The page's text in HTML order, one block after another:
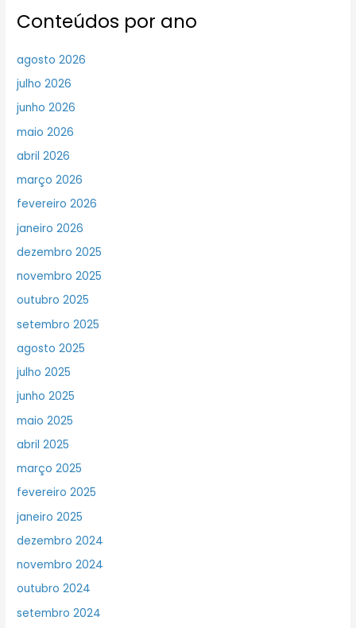
Conteúdos por ano
agosto 2026
julho 2026
junho 2026
maio 2026
abril 2026
março 2026
fevereiro 2026
janeiro 2026
dezembro 2025
novembro 2025
outubro 2025
setembro 2025
agosto 2025
julho 2025
junho 2025
maio 2025
abril 2025
março 2025
fevereiro 2025
janeiro 2025
dezembro 2024
novembro 2024
outubro 2024
setembro 2024